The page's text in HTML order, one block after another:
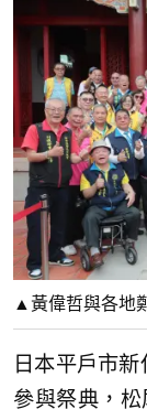
▲黃偉哲與各地
日本平戶市
參與祭典，